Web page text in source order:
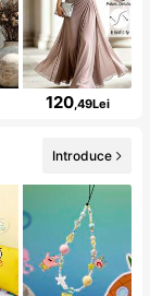
120,49Lei
Introduce